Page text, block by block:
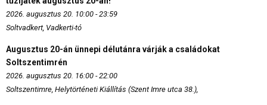
2026. augusztus 20. 10:00 - 23:59
Soltvadkert, Vadkerti-tó
Augusztus 20-án ünnepi délutánra várják a családokat
Soltszentimrén
2026. augusztus 20. 16:00 - 22:00
Soltszentimre, Helytörténeti Kiállítás (Szent Imre utca 38.),